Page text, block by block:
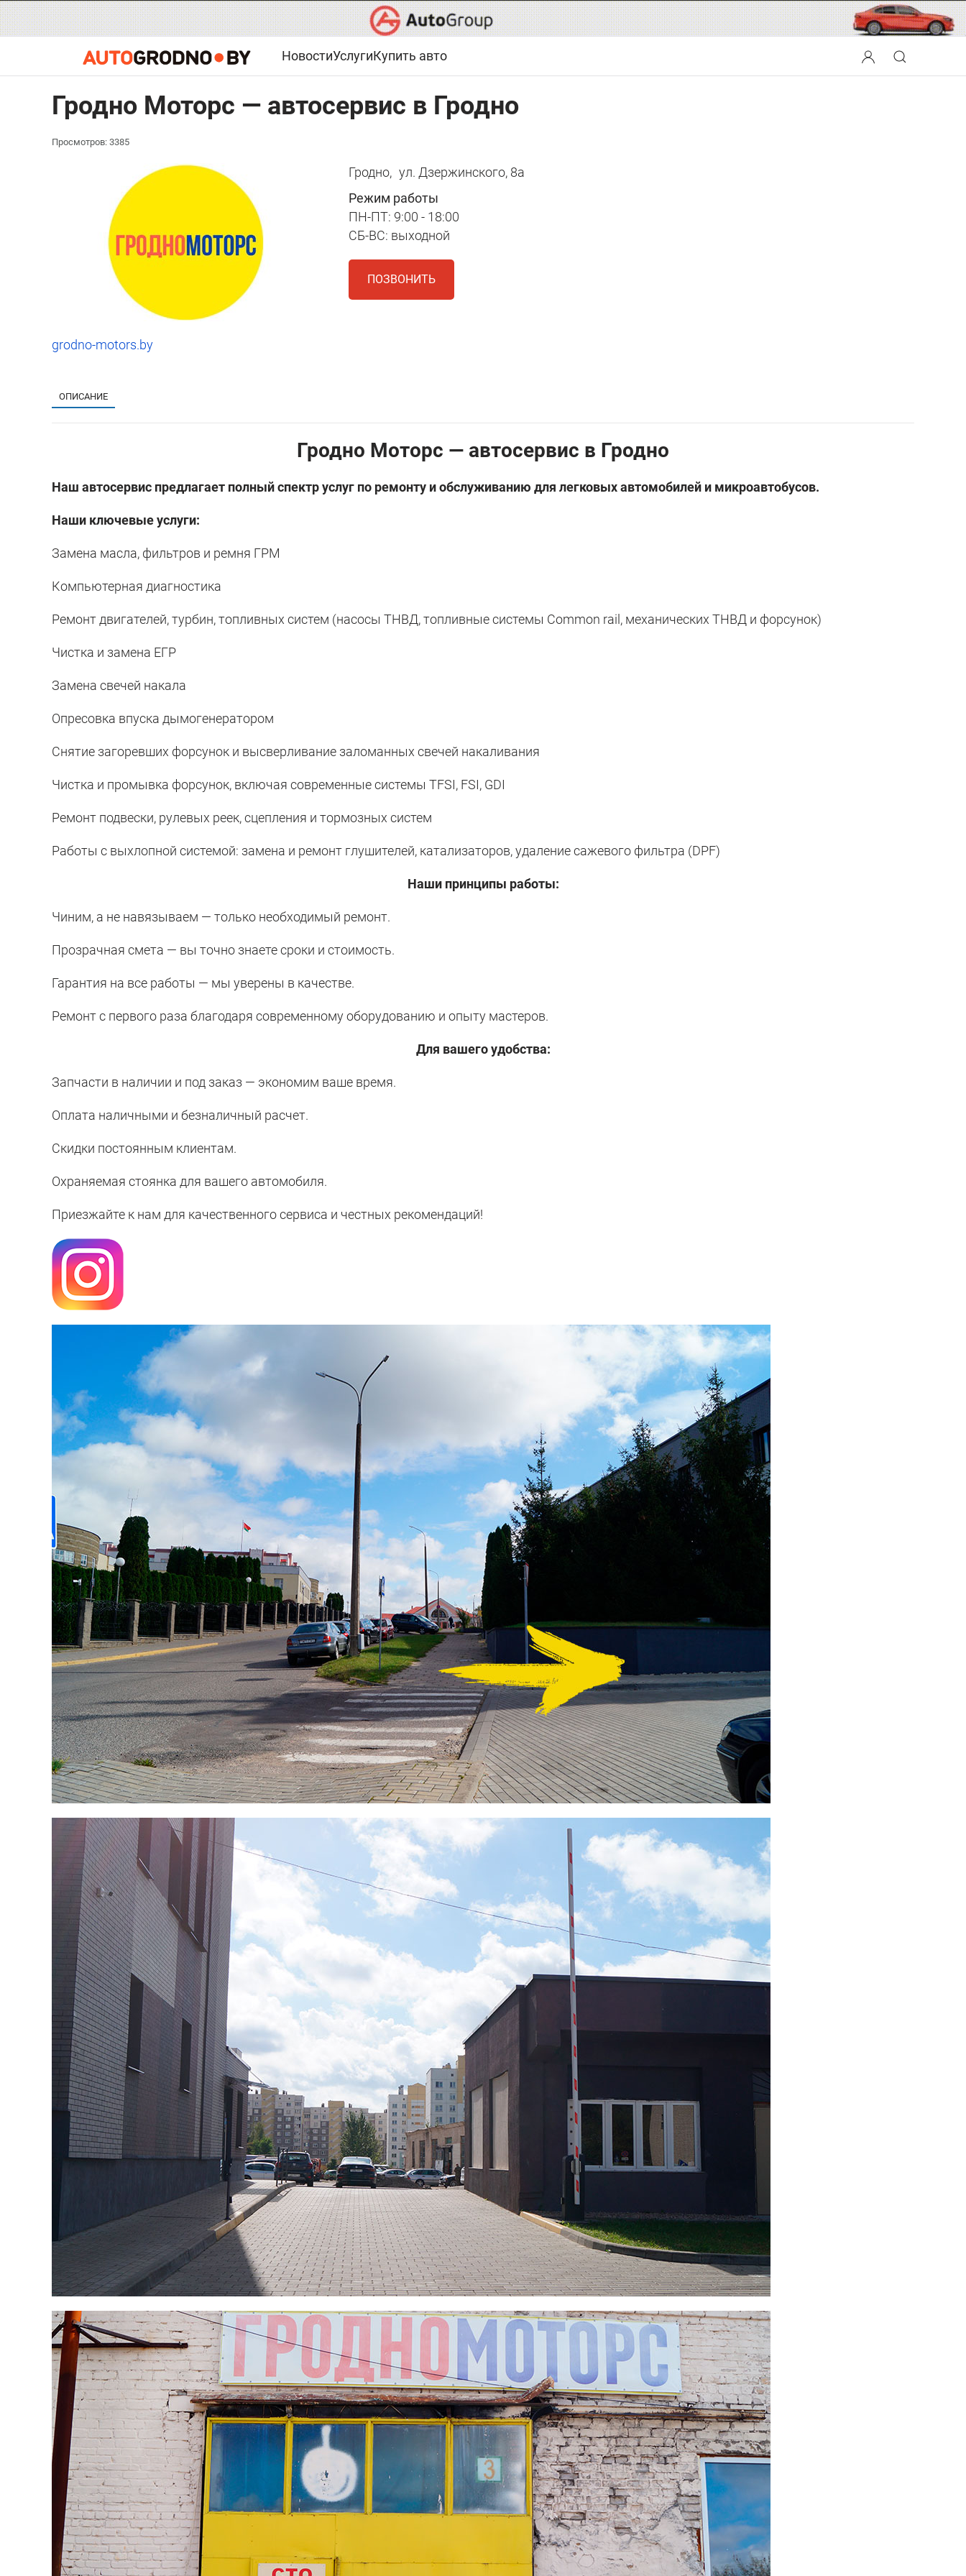
НовостиУслугиКупить авто
Гродно Моторс — автосервис в Гродно
Просмотров: 3385
Гродно, ул. Дзержинского, 8a
Режим работы
ПН-ПТ: 9:00 - 18:00
СБ-ВС: выходной
ПОЗВОНИТЬ
grodno-motors.by
ОПИСАНИЕ
Гродно Моторс — автосервис в Гродно
Наш автосервис предлагает полный спектр услуг по ремонту и обслуживанию для легковых автомобилей и микроавтобусов.
Наши ключевые услуги:
Замена масла, фильтров и ремня ГРМ
Компьютерная диагностика
Ремонт двигателей, турбин, топливных систем (насосы ТНВД, топливные системы Common rail, механических ТНВД и форсунок)
Чистка и замена ЕГР
Замена свечей накала
Опресовка впуска дымогенератором
Снятие загоревших форсунок и высверливание заломанных свечей накаливания
Чистка и промывка форсунок, включая современные системы TFSI, FSI, GDI
Ремонт подвески, рулевых реек, сцепления и тормозных систем
Работы с выхлопной системой: замена и ремонт глушителей, катализаторов, удаление сажевого фильтра (DPF)
Наши принципы работы:
Чиним, а не навязываем — только необходимый ремонт.
Прозрачная смета — вы точно знаете сроки и стоимость.
Гарантия на все работы — мы уверены в качестве.
Ремонт с первого раза благодаря современному оборудованию и опыту мастеров.
Для вашего удобства:
Запчасти в наличии и под заказ — экономим ваше время.
Оплата наличными и безналичный расчет.
Скидки постоянным клиентам.
Охраняемая стоянка для вашего автомобиля.
Приезжайте к нам для качественного сервиса и честных рекомендаций!